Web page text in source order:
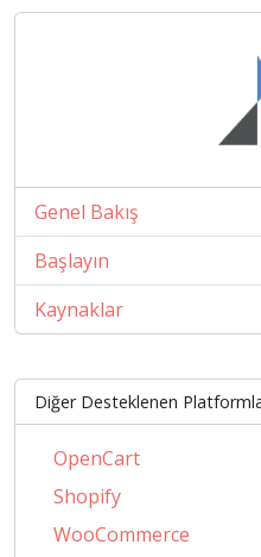
Genel Bakış
Başlayın
Kaynaklar
Diğer Desteklenen
OpenCart
Shopify
WooCommerce